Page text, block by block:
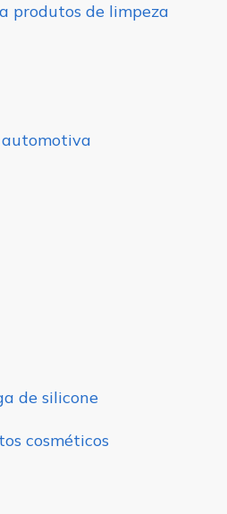
produtos de limpeza
de silicone
cosméticos